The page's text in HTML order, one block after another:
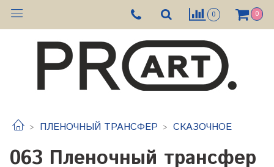
0 0
ПЛЕНОЧНЫЙ ТРАНСФЕР СКАЗОЧНОЕ
063 Пленочный трансфер